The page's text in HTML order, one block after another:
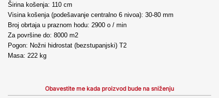
Širina košenja: 110 cm
Visina košenja (podešavanje centralno 6 nivoa): 30-80 mm
Broj obrtaja u praznom hodu: 2900 o / min
Za površine do: 8000 m2
Pogon: Nožni hidrostat (bezstupanjski) T2
Masa: 222 kg
Obavestite me kada proizvod bude na sniženju